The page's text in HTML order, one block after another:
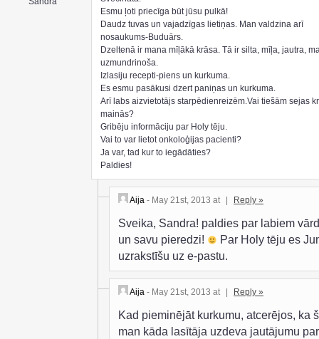
Esmu ļoti priecīga būt jūsu pulkā!
Daudz tuvas un vajadzīgas lietiņas. Man valdzina arī
nosaukums-Buduārs.
Dzeltenā ir mana mīļākā krāsa. Tā ir silta, mīļa, jautra,
uzmundrinoša.
Izlasiju recepti-piens un kurkuma.
Es esmu pasākusi dzert paniņas un kurkuma.
Arī labs aizvietotājs starpēdienreizēm.Vai tiešām sejas
mainās?
Gribēju informāciju par Holy tēju.
Vai to var lietot onkoloģijas pacienti?
Ja var, tad kur to iegādāties?
Paldies!
Aija - May 21st, 2013 at | Reply »
Sveika, Sandra! paldies par labiem
un savu pieredzi!
Par Holy tēju es
uzrakstīšu uz e-pastu.
Aija - May 21st, 2013 at Reply »
Kad pieminējāt kurkumu, atcerējos, ka
man kāda lasītāja uzdeva jautājumu par